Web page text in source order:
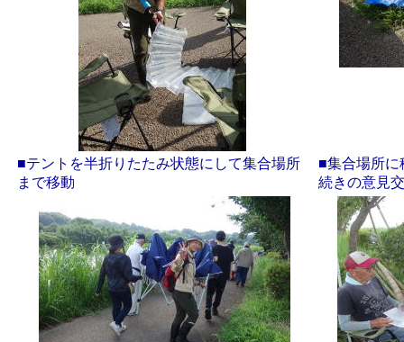
■テントを半折りたたみ状態にして集合場所
まで移動
■集合場所に
続きの意見